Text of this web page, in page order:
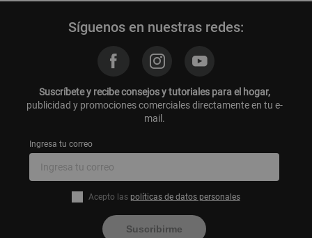
Síguenos en nuestras redes:
Suscríbete y recibe consejos y tutoriales para el hogar,
publicidad y promociones comerciales directamente en tu e-
mail.
Ingresa tu correo
Acepto las políticas de datos personales
Suscribirme